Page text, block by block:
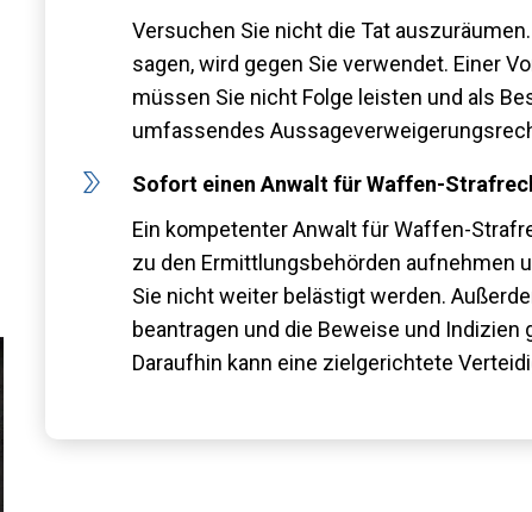
Versuchen Sie nicht die Tat
sagen, wird gegen Sie verwendet. Einer
müssen Sie nicht Folge leisten und als
umfassendes
Sofort einen Anwalt für Waffen-
Ein kompetenter Anwalt für Waffen-
zu den Ermittlungsbehörden aufnehmen
Sie nicht weiter belästigt werden.
beantragen und die Beweise und Indizien
Daraufhin kann eine zielgerichtete